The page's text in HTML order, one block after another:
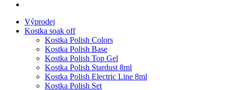
Výprodej
Kostka soak off
Kostka Polish Colors
Kostka Polish Base
Kostka Polish Top Gel
Kostka Polish Stardust 8ml
Kostka Polish Electric Line 8ml
Kostka Polish Set